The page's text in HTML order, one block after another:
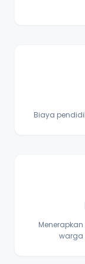
Biaya
warga